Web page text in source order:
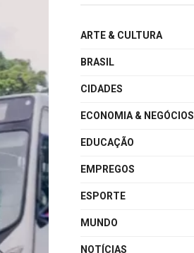
ARTE & CULTURA
BRASIL
CIDADES
ECONOMIA & NEGÓCIOS
EDUCAÇÃO
EMPREGOS
ESPORTE
MUNDO
NOTÍCIAS